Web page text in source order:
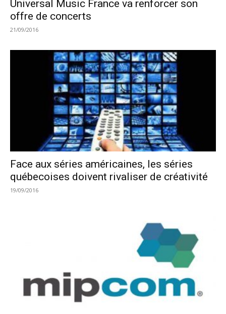
Universal Music France va renforcer son
offre de concerts
21/09/2016
Face aux séries américaines, les séries
québecoises doivent rivaliser de créativité
19/09/2016